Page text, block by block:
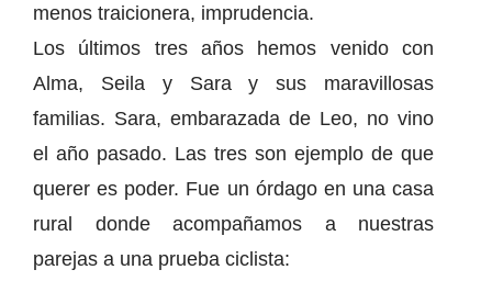
menos traicionera, imprudencia.
Los últimos tres años hemos venido con
Alma, Seila y Sara y sus maravillosas
familias. Sara, embarazada de Leo, no vino
el año pasado. Las tres son ejemplo de que
querer es poder. Fue un órdago en una casa
rural donde acompañamos a nuestras
parejas a una prueba ciclista: